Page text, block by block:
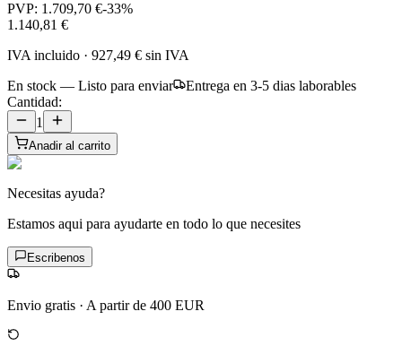
PVP: 1.709,70 €-33%
1.140,81 €
IVA incluido · 927,49 € sin IVA
En stock — Listo para enviar
Entrega en 3-5 dias laborables
Cantidad:
1
Anadir al carrito
Necesitas ayuda?
Estamos aqui para ayudarte en todo lo que necesites
Escribenos
Envio gratis · A partir de 400 EUR